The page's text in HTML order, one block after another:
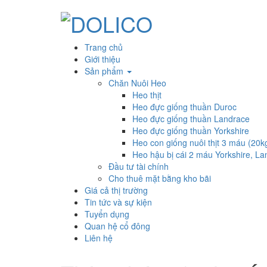
Trang chủ
Giới thiệu
Sản phẩm
Chăn Nuôi Heo
Heo thịt
Heo đực giống thuần Duroc
Heo đực giống thuần Landrace
Heo đực giống thuần Yorkshire
Heo con giống nuôi thịt 3 máu
Heo hậu bị cái 2 máu Yorkshire,
Đầu tư tài chính
Cho thuê mặt bằng kho bãi
Giá cả thị trường
Tin tức và sự kiện
Tuyển dụng
Quan hệ cổ đông
Liên hệ